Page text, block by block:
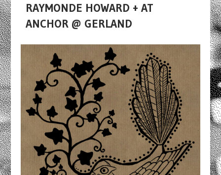
RAYMONDE HOWARD + AT
ANCHOR @ GERLAND